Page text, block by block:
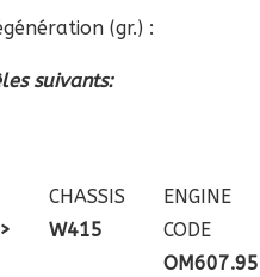
(gr.) :
suivants:
CHASSIS
W415
ENGINE
CODE